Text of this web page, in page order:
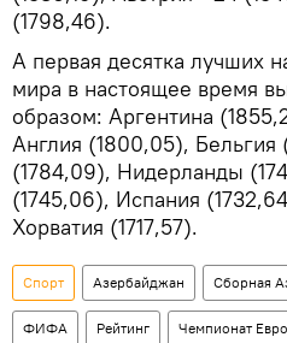
(1798,46).
А первая десятка лучших
мира в настоящее время
образом: Аргентина
Англия (1800,05), Бельгия
(1784,09), Нидерланды
(1745,06), Испания
Хорватия (1717,57).
Спорт Азербайджан Сборная
ФИФА Рейтинг Чемпионат